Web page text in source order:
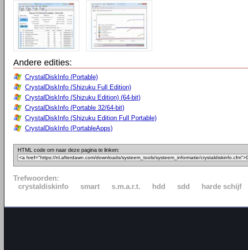
Andere edities:
CrystalDiskInfo (Portable)
CrystalDiskInfo (Shizuku Full Edition)
CrystalDiskInfo (Shizuku Edition) (64-bit)
CrystalDiskInfo (Portable 32/64-bit)
CrystalDiskInfo (Shizuku Edition Full Portable)
CrystalDiskInfo (PortableApps)
HTML code om naar deze pagina te linken:
Trefwoorden:
crystaldiskinfo
smart s.m.a.r.t. hdd sdd harde schijf